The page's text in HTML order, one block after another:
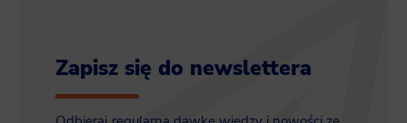
Zapisz się do newslettera